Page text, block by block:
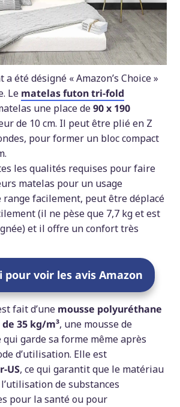
été désigné « Amazon’s Choice »
Le matelas futon tri-fold
une place de90 x 190
de 10 cm. Il peut être plié en Z
pour former un bloc compact
les qualités requises pour faire
matelas pour un usage
range facilement, peut être déplacé
(il ne pèse que 7,7 kg et est
et il offre un confort très
pour voir les avis Amazon
fait d’une mousse polyuréthane
35 kg/m³, une mousse de
garde sa forme même après
d’utilisation. Elle est
US, ce qui garantit que le matériau
de substances
pour la santé ou pour